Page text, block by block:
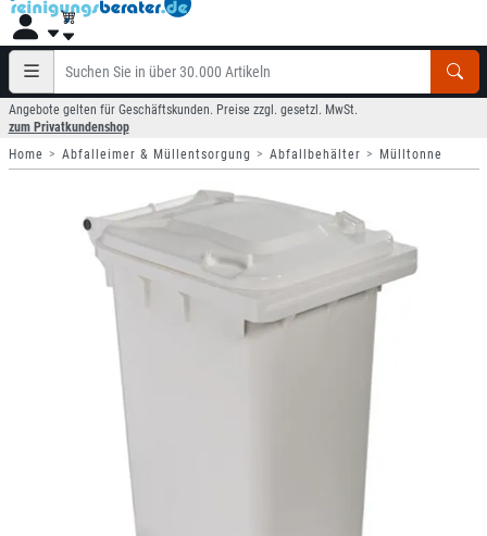
Angebote gelten für Geschäftskunden. Preise zzgl. gesetzl. MwSt.
zum Privatkundenshop
Home
Abfalleimer & Müllentsorgung Abfallbehälter Mülltonne